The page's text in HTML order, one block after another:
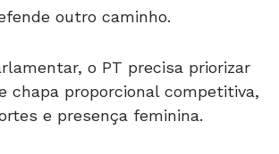
outro caminho.
o PT precisa priorizar
chapa proporcional competitiva,
e presença feminina.